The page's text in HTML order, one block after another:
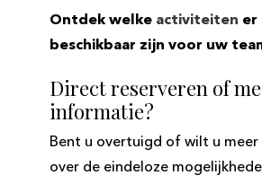
Ontdek welke activiteiten er
beschikbaar zijn voor uw
Direct reserveren of
informatie?
Bent u overtuigd of wilt u
over de eindeloze